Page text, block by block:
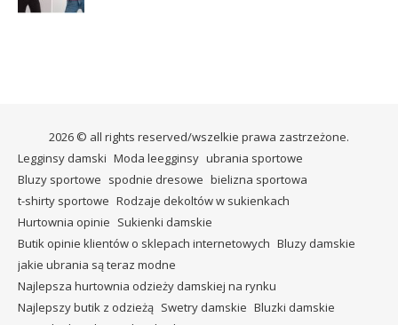
2026 © all rights reserved/wszelkie prawa zastrzeżone.
Legginsy damski Moda leegginsy ubrania sportowe
Bluzy sportowe spodnie dresowe bielizna sportowa
t-shirty sportowe Rodzaje dekoltów w sukienkach
Hurtownia opinie Sukienki damskie
Butik opinie klientów o sklepach internetowych Bluzy damskie
jakie ubrania są teraz modne
Najlepsza hurtownia odzieży damskiej na rynku
Najlepszy butik z odzieżą Swetry damskie Bluzki damskie